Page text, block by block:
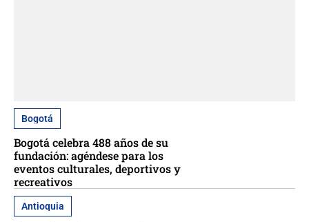
Bogotá
Bogotá celebra 488 años de su
fundación: agéndese para los
eventos culturales, deportivos y
recreativos
Antioquia